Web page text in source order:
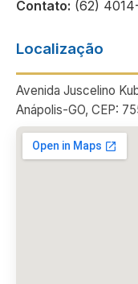
Contato: (62)
Localização
Avenida Juscelino
Anápolis-GO, CEP: